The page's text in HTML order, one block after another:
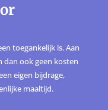
toegankelijk is. Aan
dan ook geen kosten
eigen bijdrage,
maaltijd.